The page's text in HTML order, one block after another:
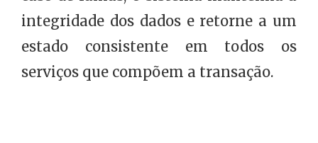
integridade dos dados e retorne a um
estado consistente em todos os
serviços que compõem a transação.